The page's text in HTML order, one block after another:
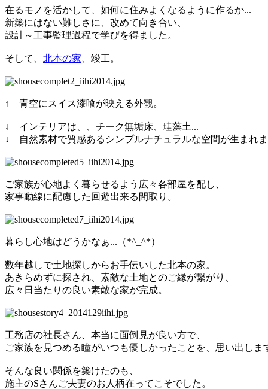
在るモノを活かして、如何に住みよくなるように作るか...
新築にはない難しさに、改めて向き合い、
設計～工事監理過程で学びを得ました。
そして、 北本の家 、竣工。
↑ 青空にスイス漆喰が映える外観。
↓ インテリアは、、チーク無垢床、珪藻土...
↓ 自然素材で質感あるシンプルナチュラルな空間が生まれま
ご家族が心地よく暮らせるよう広々各部屋を配し、
家事動線に配慮した回遊出来る間取り。
暮らし心地はどうかなぁ...（*^_^*）
数年越しで土地探しからお手伝いした北本の家。
あきらめずに探され、素敵な土地とのご縁が繋がり、
広々日当たりの良い素敵な家が完成。
工務店の社長さん、本当に面倒見が良い方で、
ご家族を見つめる瞳がいつも優しかったことを、思い出しま
そんな良い関係を築けたのも、
施主のSさんご夫妻のお人柄在ってこそでした。